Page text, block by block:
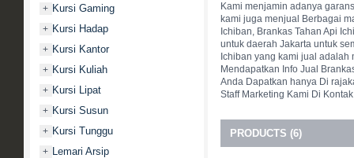
+ Kursi Gaming
+ Kursi Hadap
+ Kursi Kantor
+ Kursi Kuliah
+ Kursi Lipat
+ Kursi Susun
+ Kursi Tunggu
+ Lemari Arsip
Kami menjamin adanya
kami juga menjual Berbagai
Ichiban, Brankas Tahan Api
untuk daerah Jakarta untuk
Ichiban yang kami jual adalah
Mendapatkan Info Jual
Anda Dapatkan hanya Di
Staff Marketing Kami Di
PRODUCTS (6)